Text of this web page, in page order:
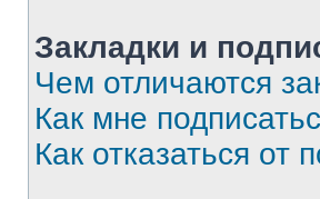
Закладки и
Чем отличаются
Как мне
Как отказаться от